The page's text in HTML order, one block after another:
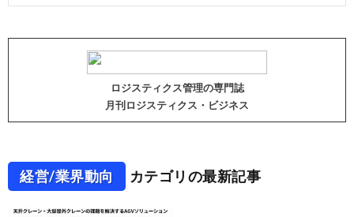
ロジスティクス管理の専門誌
月刊ロジスティクス・ビジネス
経営/業界動向 カテゴリの最新記事